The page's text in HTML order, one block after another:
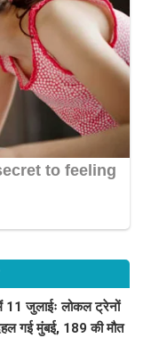
11 जुलाईः लोकल ट्रेनों
गई मुंबई, 189 की मौत